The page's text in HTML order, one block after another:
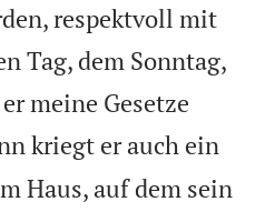
respektvoll mit
Tag, dem Sonntag,
meine Gesetze
kriegt er auch ein
Haus, auf dem sein